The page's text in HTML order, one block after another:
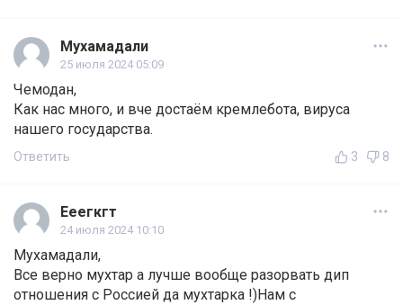
Мухамадали
25 июля 2024 05:09
Чемодан,
Как нас много, и вче достаём кремлебота, вируса
нашего государства.
Ответить 3 8
Ееегкгт
24 июля 2024 10:10
Мухамадали,
Все верно мухтар а лучше вообще разорвать дип
отношения с Россией да мухтарка !)Нам с